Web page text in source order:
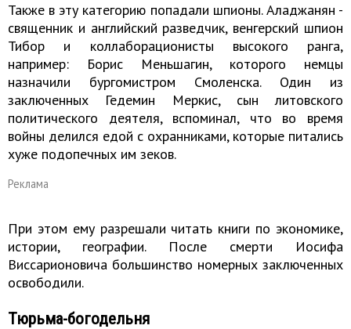
Также в эту категорию попадали шпионы. Аладжанян -
священник и английский разведчик, венгерский шпион
Тибор и коллаборационисты высокого ранга,
например: Борис Меньшагин, которого немцы
назначили бургомистром Смоленска. Один из
заключенных Гедемин Меркис, сын литовского
политического деятеля, вспоминал, что во время
войны делился едой с охранниками, которые питались
хуже подопечных им зеков.
Реклама
При этом ему разрешали читать книги по экономике,
истории, географии. После смерти Иосифа
Виссарионовича большинство номерных заключенных
освободили.
Тюрьма-богодельня